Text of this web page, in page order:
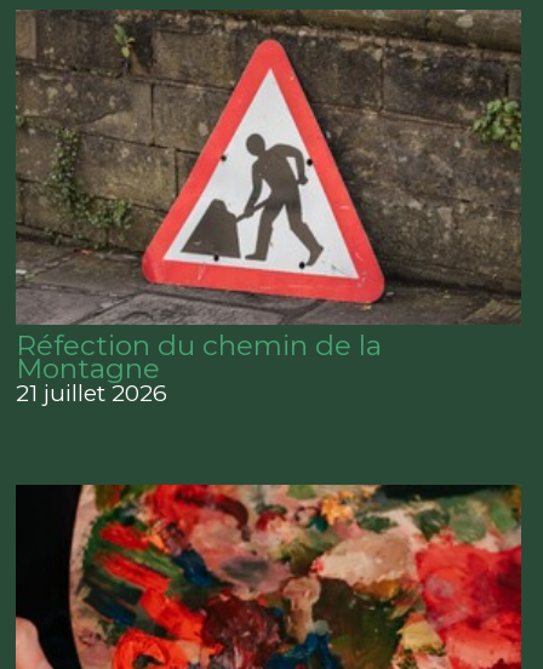
Réfection du chemin de la
Montagne
21 juillet 2026